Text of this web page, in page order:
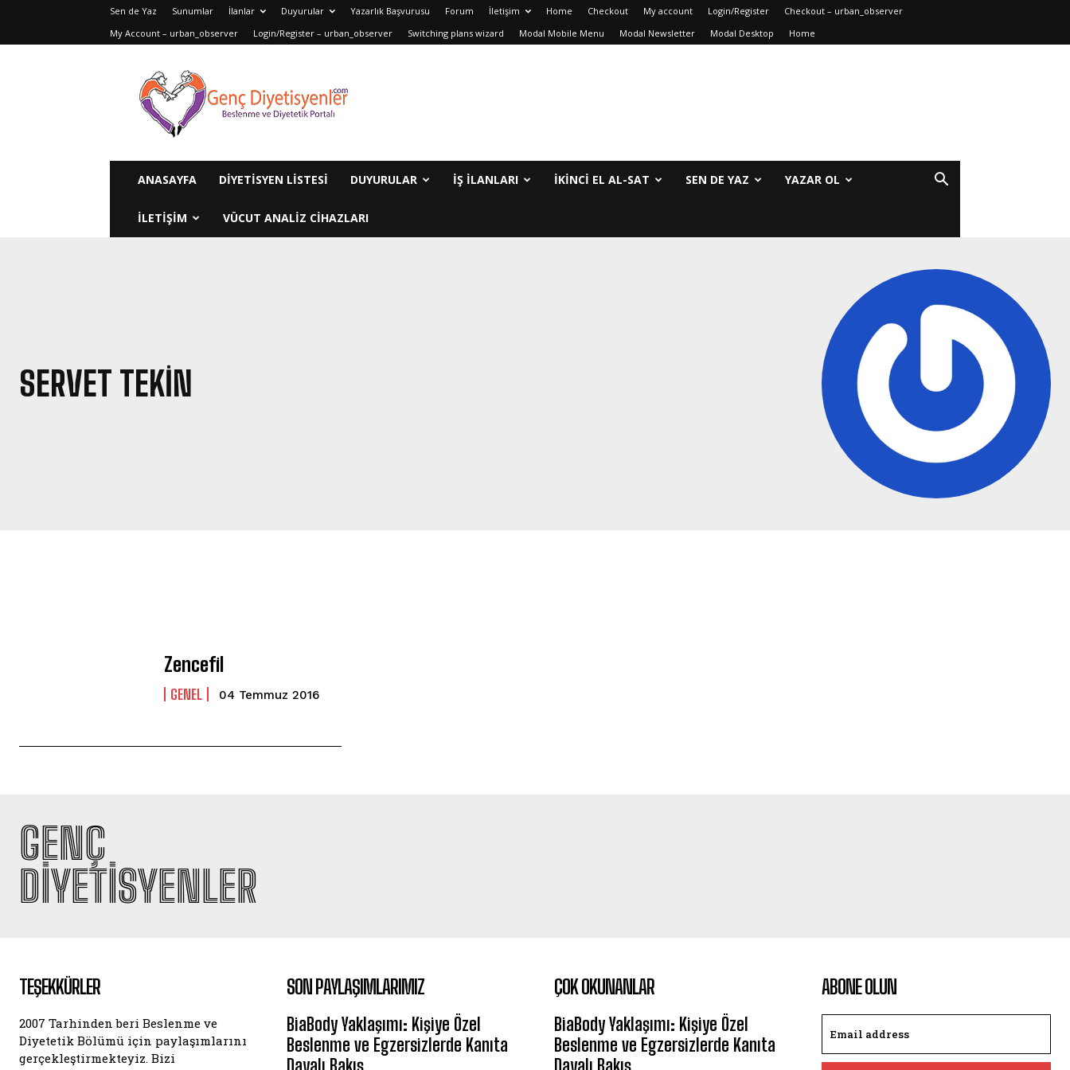
Sen de Yaz Sunumlar İlanlar Duyurular Yazarlık Başvurusu Forum İletişim Home Checkout My account Login/Register
Checkout – urban_observer
My Account – urban_observer
Login/Register – urban_observer Switching plans wizard Modal Mobile Menu Modal Newsletter Modal Desktop Home
Genç
Diyetisyenler
ANASAYFA DIYETISYEN LISTESI DUYURULAR İŞ İLANLARI IKINCI EL AL-SAT SEN DE YAZ YAZAR OL
ILETIŞIM VÜCUT ANALIZ CIHAZLARI
SERVET TEKIN
Zencefil
GENEL 04 Temmuz 2016
GENÇ
DIYETISYENLER
TEŞEKKÜRLER
2007 Tarhinden beri Beslenme ve
Diyetetik Bölümü için paylaşımlarını
gerçekleştirmekteyiz. Bizi
SON PAYLAŞIMLARIMIZ
BiaBody Yaklaşımı: Kişiye Özel
Beslenme ve Egzersizlerde Kanıta
Dayalı Bakış
ÇOK OKUNANLAR
BiaBody Yaklaşımı: Kişiye Özel
Beslenme ve Egzersizlerde Kanıta
Dayalı Bakış
ABONE OLUN